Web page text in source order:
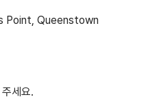
Point, Queenstown
세요.